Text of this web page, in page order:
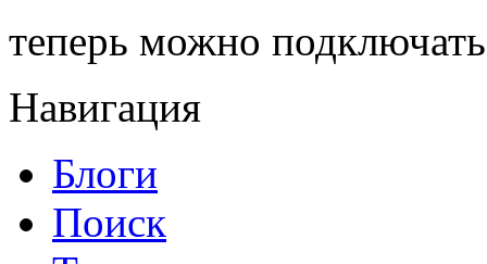
теперь можно
Навигация
Блоги
Поиск